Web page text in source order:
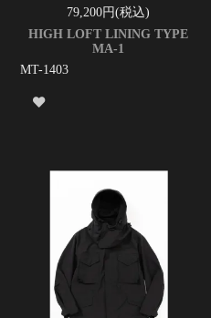
79,200円(税込)
HIGH LOFT LINING TYPE
MA-1
MT-1403